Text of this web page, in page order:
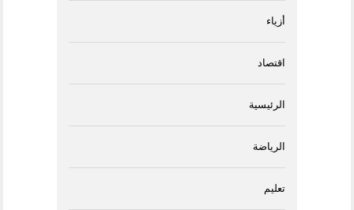
أزياء
اقتصاد
الرئيسية
الرياضة
تعليم